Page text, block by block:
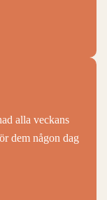
alla veckans
dem någon dag